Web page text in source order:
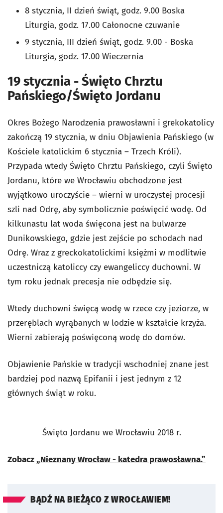
8 stycznia, II dzień świąt, godz. 9.00 Boska
Liturgia, godz. 17.00 Całonocne czuwanie
9 stycznia, III dzień świąt, godz. 9.00 - Boska
Liturgia, godz. 17.00 Wieczernia
19 stycznia - Święto Chrztu
Pańskiego/Święto Jordanu
Okres Bożego Narodzenia prawosławni i grekokatolicy
zakończą 19 stycznia, w dniu Objawienia Pańskiego (w
Kościele katolickim 6 stycznia – Trzech Króli).
Przypada wtedy Święto Chrztu Pańskiego, czyli Święto
Jordanu, które we Wrocławiu obchodzone jest
wyjątkowo uroczyście – wierni w uroczystej procesji
szli nad Odrę, aby symbolicznie poświęcić wodę. Od
kilkunastu lat woda święcona jest na bulwarze
Dunikowskiego, gdzie jest zejście po schodach nad
Odrę. Wraz z greckokatolickimi księżmi w modlitwie
uczestniczą katoliccy czy ewangeliccy duchowni. W
tym roku jednak precesja nie odbędzie się.
Wtedy duchowni święcą wodę w rzece czy jeziorze, w
przeręblach wyrąbanych w lodzie w kształcie krzyża.
Wierni zabierają poświęconą wodę do domów.
Objawienie Pańskie w tradycji wschodniej znane jest
bardziej pod nazwą Epifanii i jest jednym z 12
głównych świąt w roku.
Święto Jordanu we Wrocławiu 2018 r.
Zobacz„Nieznany Wrocław - katedra prawosławna.”
BĄDŹ NA BIEŻĄCO Z WROCŁAWIEM!